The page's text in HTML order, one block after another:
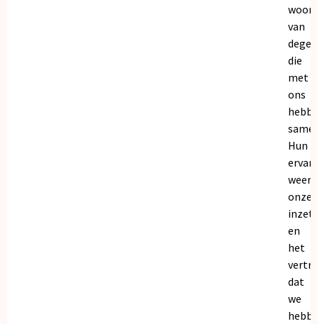
van
die
met
ons
Hun
onze
inzet
en
het
dat
we